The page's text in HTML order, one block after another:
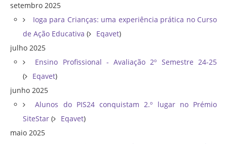
setembro 2025
Ioga para Crianças: uma experiência prática no Curso
de Ação Educativa ( Eqavet)
julho 2025
Ensino Profissional - Avaliação 2º Semestre 24-25
(
Eqavet)
junho 2025
Alunos do PIS24 conquistam 2.º lugar no Prémio
SiteStar ( Eqavet)
maio 2025